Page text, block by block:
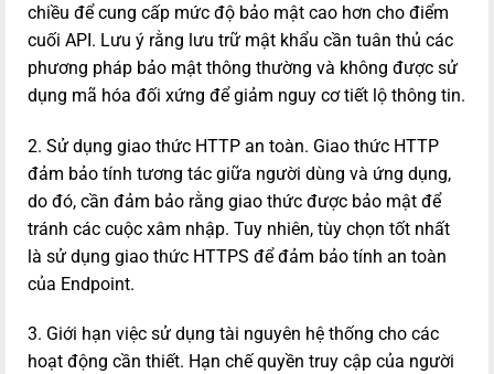
chiều để cung cấp mức độ bảo mật cao hơn cho điểm
cuối API. Lưu ý rằng lưu trữ mật khẩu cần tuân thủ các
phương pháp bảo mật thông thường và không được sử
dụng mã hóa đối xứng để giảm nguy cơ tiết lộ thông tin.
2. Sử dụng giao thức HTTP an toàn. Giao thức HTTP
đảm bảo tính tương tác giữa người dùng và ứng dụng,
do đó, cần đảm bảo rằng giao thức được bảo mật để
tránh các cuộc xâm nhập. Tuy nhiên, tùy chọn tốt nhất
là sử dụng giao thức HTTPS để đảm bảo tính an toàn
của Endpoint.
3. Giới hạn việc sử dụng tài nguyên hệ thống cho các
hoạt động cần thiết. Hạn chế quyền truy cập của người